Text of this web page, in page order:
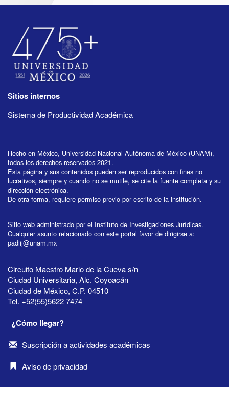
Sitios internos
Sistema de Productividad Académica
Hecho en México, Universidad Nacional Autónoma de México (UNAM),
todos los derechos reservados 2021.
Esta página y sus contenidos pueden ser reproducidos con fines no
lucrativos, siempre y cuando no se mutile, se cite la fuente completa y su
dirección electrónica.
De otra forma, requiere permiso previo por escrito de la institución.
Sitio web administrado por el Instituto de Investigaciones Jurídicas.
Cualquier asunto relacionado con este portal favor de dirigirse a:
padiij@unam.mx
Circuito Maestro Mario de la Cueva s/n
Ciudad Universitaria, Alc. Coyoacán
Ciudad de México, C.P. 04510
Tel. +52(55)5622 7474
¿Cómo llegar?
Suscripción a actividades académicas
Aviso de privacidad